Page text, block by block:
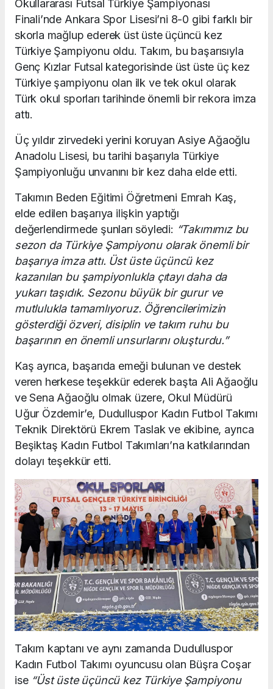
Okullararası Futsal Türkiye Şampiyonası
Finali’nde Ankara Spor Lisesi’ni 8-0 gibi farklı bir
skorla mağlup ederek üst üste üçüncü kez
Türkiye Şampiyonu oldu. Takım, bu başarısıyla
Genç Kızlar Futsal kategorisinde üst üste üç kez
Türkiye şampiyonu olan ilk ve tek okul olarak
Türk okul sporları tarihinde önemli bir rekora imza
attı.
Üç yıldır zirvedeki yerini koruyan Asiye Ağaoğlu
Anadolu Lisesi, bu tarihi başarıyla Türkiye
Şampiyonluğu unvanını bir kez daha elde etti.
Takımın Beden Eğitimi Öğretmeni Emrah Kaş,
elde edilen başarıya ilişkin yaptığı
değerlendirmede şunları söyledi: “Takımımız bu
sezon da Türkiye Şampiyonu olarak önemli bir
başarıya imza attı. Üst üste üçüncü kez
kazanılan bu şampiyonlukla çıtayı daha da
yukarı taşıdık. Sezonu büyük bir gurur ve
mutlulukla tamamlıyoruz. Öğrencilerimizin
gösterdiği özveri, disiplin ve takım ruhu bu
başarının en önemli unsurlarını oluşturdu.”
Kaş ayrıca, başarıda emeği bulunan ve destek
veren herkese teşekkür ederek başta Ali Ağaoğlu
ve Sena Ağaoğlu olmak üzere, Okul Müdürü
Uğur Özdemir’e, Dudulluspor Kadın Futbol Takımı
Teknik Direktörü Ekrem Taslak ve ekibine, ayrıca
Beşiktaş Kadın Futbol Takımları’na katkılarından
dolayı teşekkür etti.
Takım kaptanı ve aynı zamanda Dudulluspor
Kadın Futbol Takımı oyuncusu olan Büşra Coşar
ise “Üst üste üçüncü kez Türkiye Şampiyonu